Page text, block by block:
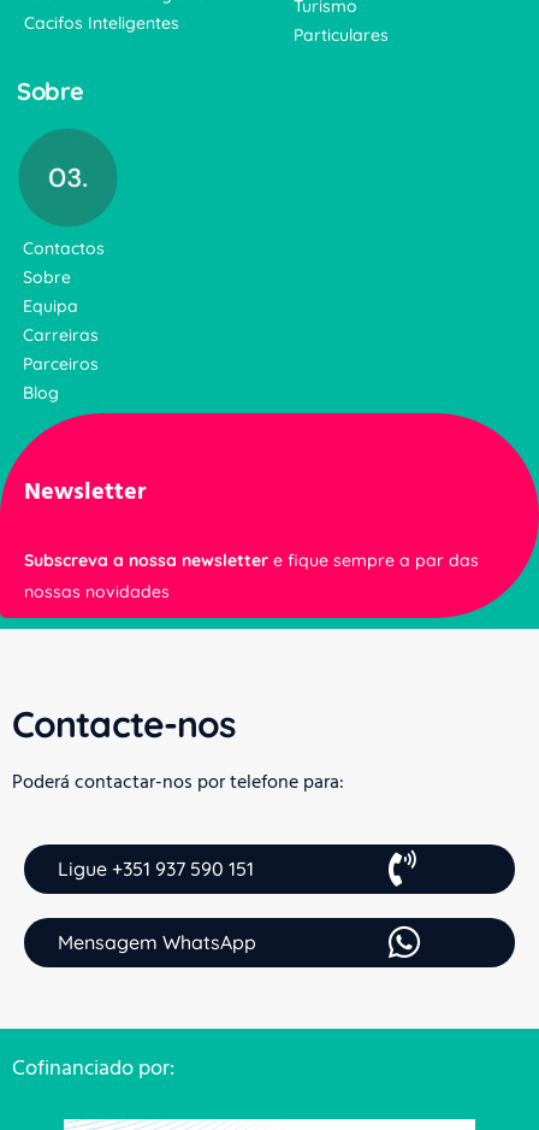
Cacifos Inteligentes
Turismo
Particulares
Sobre
Contactos
Sobre
Equipa
Carreiras
Parceiros
Blog
Newsletter
Subscreva a nossa newsletter e fique sempre a par das
nossas novidades
Contacte-nos
Poderá contactar-nos por telefone para:
Ligue +351 937 590 151
Mensagem WhatsApp
Cofinanciado por: